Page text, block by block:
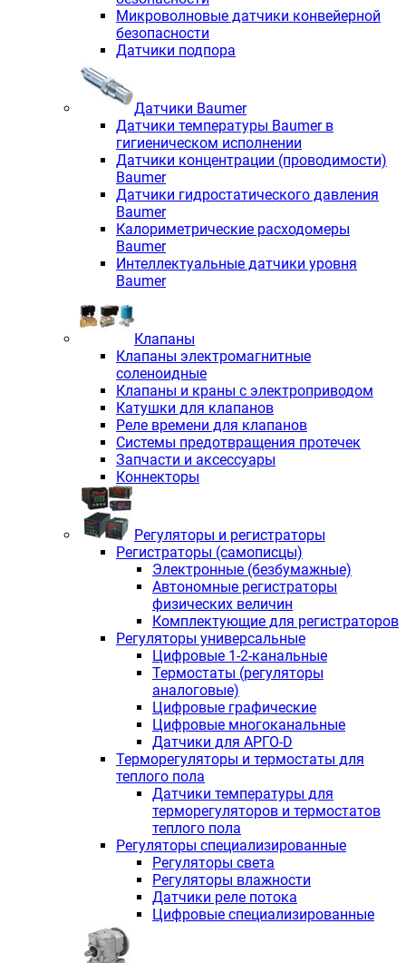
Микроволновые датчики конвейерной
безопасности
Датчики подпора
Датчики Baumer
Датчики температуры Baumer в
гигиеническом исполнении
Датчики концентрации (проводимости)
Baumer
Датчики гидростатического давления
Baumer
Калориметрические расходомеры
Baumer
Интеллектуальные датчики уровня
Baumer
Клапаны
Клапаны электромагнитные
соленоидные
Клапаны и краны с электроприводом
Катушки для клапанов
Реле времени для клапанов
Системы предотвращения протечек
Запчасти и аксессуары
Коннекторы
Регуляторы и регистраторы
Регистраторы (самописцы)
Электронные (безбумажные)
Автономные регистраторы
физических величин
Комплектующие для регистраторов
Регуляторы универсальные
Цифровые 1-2-канальные
Термостаты (регуляторы
аналоговые)
Цифровые графические
Цифровые многоканальные
Датчики для АРГО-D
Терморегуляторы и термостаты для
теплого пола
Датчики температуры для
терморегуляторов и термостатов
теплого пола
Регуляторы специализированные
Регуляторы света
Регуляторы влажности
Датчики реле потока
Цифровые специализированные